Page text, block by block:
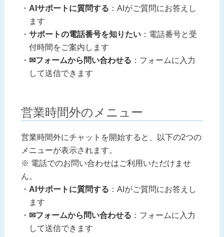
AIサポートに質問する ：AIがご質問にお答えし
ます
サポートの電話番号を知りたい：電話番号と受
付時間をご案内します
✉フォームから問い合わせる ：フォームに入力
して送信できます
営業時間外のメニュー
営業時間外にチャットを開始すると、以下の2つの
メニューが表示されます。
※ 電話でのお問い合わせはご利用いただけませ
ん。
AIサポートに質問する ：AIがご質問にお答えし
ます
✉フォームから問い合わせる ：フォームに入力
して送信できます